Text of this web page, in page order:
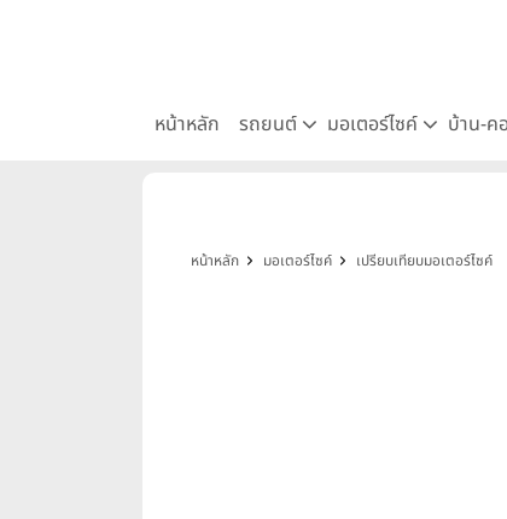
หน้าหลัก รถยนต์ มอเตอร์ไซค์ บ้าน-ค
หน้าหลัก มอเตอร์ไซค์ เปรียบเทียบมอเตอร์ไซค์